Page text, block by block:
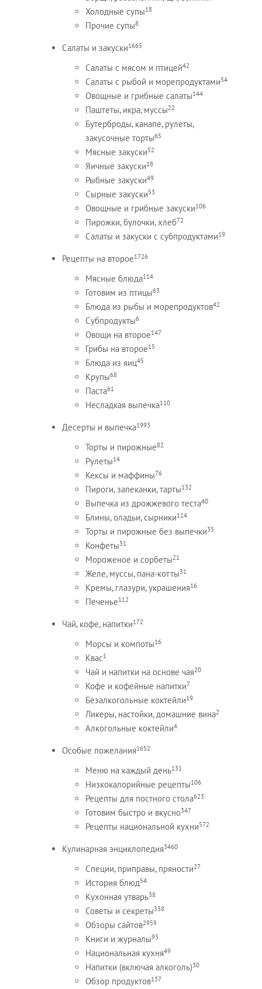
Холодные супы18
Прочие супы8
Салаты и закуски1665
Салаты с мясом и птицей42
Салаты с рыбой и морепродуктами54
Овощные и грибные салаты144
Паштеты, икра, муссы22
Бутерброды, канапе, рулеты,
закусочные торты65
Мясные закуски52
Яичные закуски18
Рыбные закуски49
Сырные закуски53
Овощные и грибные закуски106
Пирожки, булочки, хлеб72
Салаты и закуски с субпродуктами19
Рецепты на второе1726
Мясные блюда114
Готовим из птицы63
Блюда из рыбы и морепродуктов42
Субпродукты6
Овощи на второе147
Грибы на второе15
Блюда из яиц45
Крупы68
Паста61
Несладкая выпечка110
Десерты и выпечка1993
Торты и пирожные82
Рулеты14
Кексы и маффины76
Пироги, запеканки, тарты132
Выпечка из дрожжевого теста40
Блины, оладьи, сырники114
Торты и пирожные без выпечки35
Конфеты31
Мороженое и сорбеты21
Желе, муссы, пана-котты31
Кремы, глазури, украшения16
Печенье112
Чай, кофе, напитки172
Морсы и компоты16
Квас1
Чай и напитки на основе чая20
Кофе и кофейные напитки7
Безалкогольные коктейли19
Ликеры, настойки, домашние вина2
Алкогольные коктейли4
Особые пожелания1652
Меню на каждый день131
Низкокалорийные рецепты106
Рецепты для постного стола623
Готовим быстро и вкусно347
Рецепты национальной кухни572
Кулинарная энциклопедия3460
Специи, приправы, пряности27
История блюд54
Кухонная утварь38
Советы и секреты338
Обзоры сайтов2959
Книги и журналы93
Национальная кухня49
Напитки (включая алкоголь)30
Обзор продуктов137